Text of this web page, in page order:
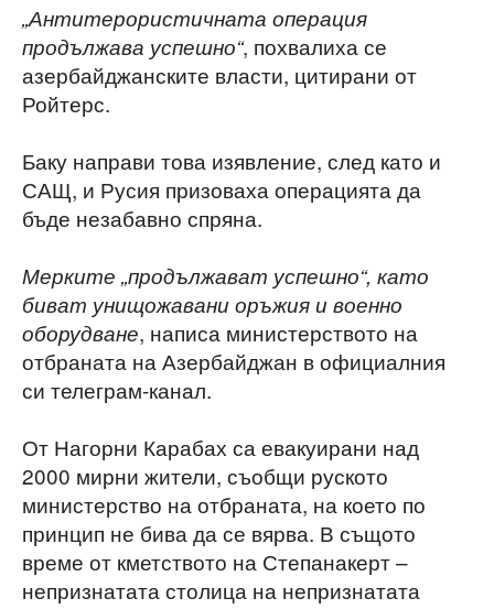
„Антитерористичната операция
продължава успешно“, похвалиха се
азербайджанските власти, цитирани от
Ройтерс.
Баку направи това изявление, след като и
САЩ, и Русия призоваха операцията да
бъде незабавно спряна.
Мерките „продължават успешно“, като
биват унищожавани оръжия и военно
оборудване, написа министерството на
отбраната на Азербайджан в официалния
си телеграм-канал.
От Нагорни Карабах са евакуирани над
2000 мирни жители, съобщи руското
министерство на отбраната, на което по
принцип не бива да се вярва. В същото
време от кметството на Степанакерт –
непризнатата столица на непризнатата